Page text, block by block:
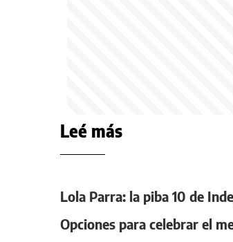
Leé más
Lola Parra: la piba 10 de
Opciones para celebrar el